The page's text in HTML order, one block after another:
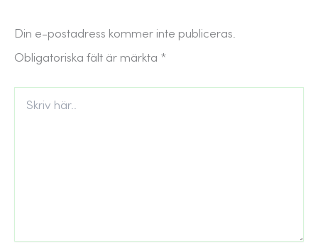
Din e-postadress kommer inte publiceras.
Obligatoriska fält är märkta *
här..